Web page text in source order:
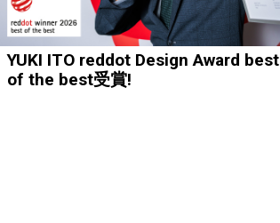
YUKI ITO reddot Design Award best
of the best受賞!